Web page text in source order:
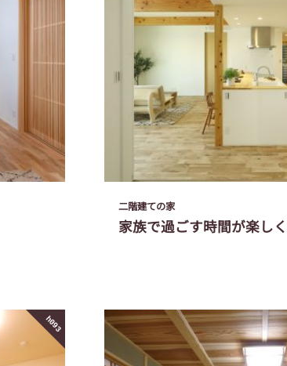
二階建ての家
家族で過ごす時間が楽し
h093